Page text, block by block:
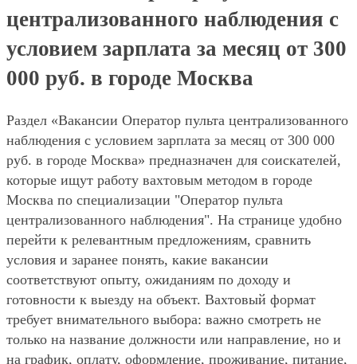
централизованного наблюдения с
условием зарплата за месяц от 300
000 руб. в городе Москва
Раздел «Вакансии Оператор пульта централизованного
наблюдения с условием зарплата за месяц от 300 000
руб. в городе Москва» предназначен для соискателей,
которые ищут работу вахтовым методом в городе
Москва по специализации "Оператор пульта
централизованного наблюдения". На странице удобно
перейти к релевантным предложениям, сравнить
условия и заранее понять, какие вакансии
соответствуют опыту, ожиданиям по доходу и
готовности к выезду на объект. Вахтовый формат
требует внимательного выбора: важно смотреть не
только на название должности или направление, но и
на график, оплату, оформление, проживание, питание,